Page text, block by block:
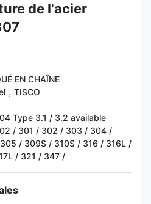
de l'acier
EN CHAÎNE
，TISCO
Type 3.1 / 3.2 available
/ 301 / 302 / 303 / 304 /
/ 309S / 310S / 316 / 316L /
/ 321 / 347 /